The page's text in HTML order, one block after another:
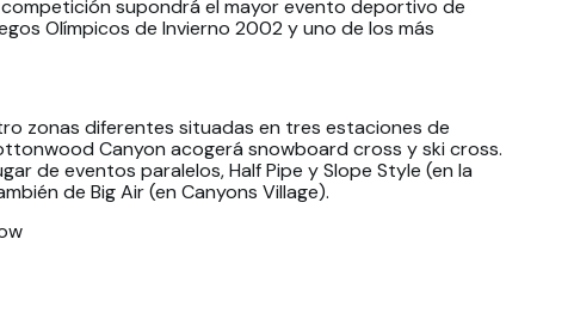
supondrá el mayor evento deportivo de
Olímpicos de Invierno 2002 y uno de los más
zonas diferentes situadas en tres estaciones de
Canyon acogerá snowboard cross y ski cross.
de eventos paralelos, Half Pipe y Slope Style (en la
de Big Air (en Canyons Village).